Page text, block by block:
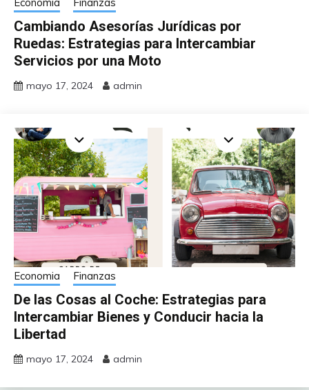
Cambiando Asesorías Jurídicas por
Ruedas: Estrategias para Intercambiar
Servicios por una Moto
mayo 17, 2024 admin
Economia Finanzas
De las Cosas al Coche: Estrategias para
Intercambiar Bienes y Conducir hacia la
Libertad
mayo 17, 2024 admin